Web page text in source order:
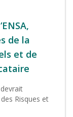
de la
et de
Risques et